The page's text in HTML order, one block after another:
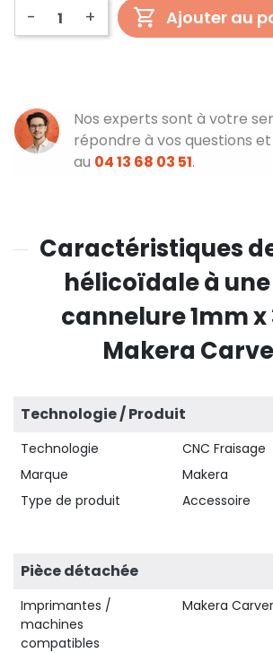
- + Ajouter au
Nos experts sont à votre
répondre à vos questions
au 04 13 68 03 51.
Caractéristiques
hélicoïdale à
cannelure 1mm
Makera
Technologie / Produit
Technologie
CNC Fraisage
Marque
Makera
Type de produit
Accessoire
Pièce détachée
Imprimantes /
machines
compatibles
Makera